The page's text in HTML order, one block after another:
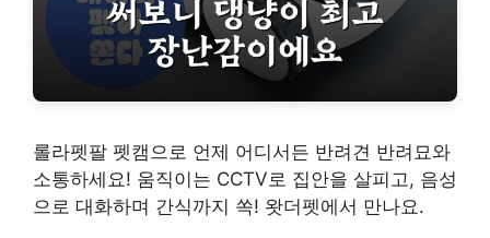
롤라펫팔 펫캠으로 언제 어디서든 반려견 반려묘와
소통하세요! 움직이는 CCTV로 집안을 살피고, 음성
으로 대화하며 간식까지 쏙! 왓더펫에서 만나요.